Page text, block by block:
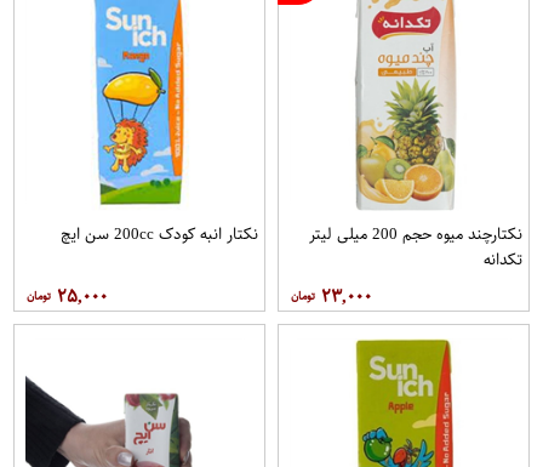
نکتارچند میوه حجم 200 میلی لیتر
تکدانه
۲۳,۰۰۰
نکتار انبه کودک 200cc سن ايچ
۲۵,۰۰۰